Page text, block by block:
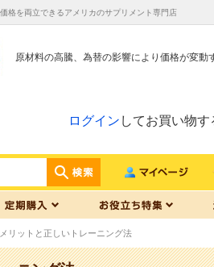
格を両立できるアメリカのサプリメント専門店
原材料の高騰、為替の影響により価格が変動
ログイン してお買い物
リットと正しいトレーニング法